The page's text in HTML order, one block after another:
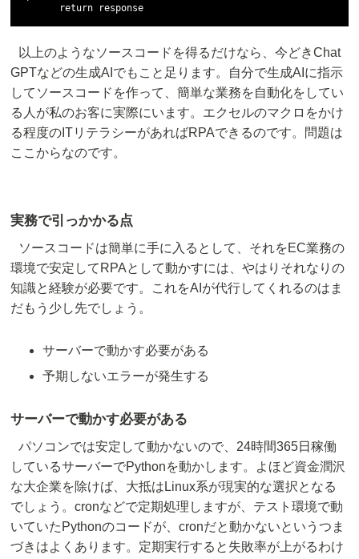
        return response
以上のようなソースコードを得るだけなら、今どきChat
GPTなどの生成AIでもこと足ります。自分で生成AIに指示
してソースコードを作って、簡単な業務を自動化をしてい
る人が私のお客に実際にいます。エクセルのマクロをかけ
る程度のITリテラシーがあればRPAできるのです。問題は
ここからなのです。
実務で引っかかる点
ソースコードは簡単に手に入るとして、それをEC業務の
環境で安定してRPAとして動かすには、やはりそれなりの
知識と経験が必要です。これをAIが代行してくれるのはま
だもう少し先でしょう。
サーバーで動かす必要がある
予期しないエラーが発生する
サーバーで動かす必要がある
パソコンでは安定して動かないので、24時間365日稼働
しているサーバーでPythonを動かします。よほど資金潤沢
な大企業を除けば、大抵はLinux系が現実的な選択となる
でしょう。cronなどで定期処理しますが、テスト環境で動
いていたPythonのコードが、cronだと動かないというつま
づきはよくあります。定期実行すると失敗率が上がるわけ